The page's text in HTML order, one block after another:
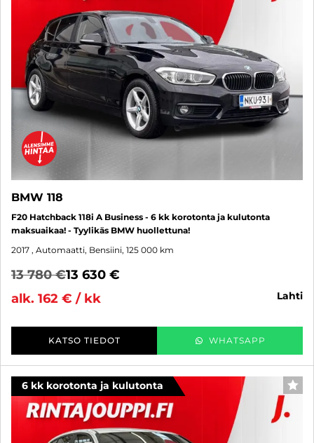
BMW 118
F20 Hatchback 118i A Business - 6 kk korotonta ja kulutonta
maksuaikaa! - Tyylikäs BMW huollettuna!
2017 , Automaatti, Bensiini, 125 000 km
13 780 €13 630 €
alk. 162 € / kk
lahti
KATSO TIEDOT WHATSAPP
6 kk korotonta ja kulutonta